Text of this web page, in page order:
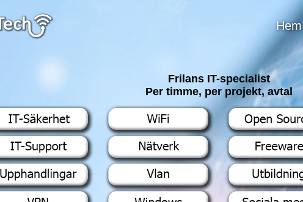
Hem
Frilans IT-specialist
Per timme, per projekt, avtal